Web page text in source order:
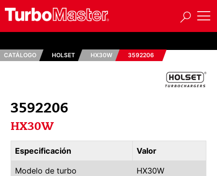
CATÁLOGO HOLSET HX30W 3592206
3592206
HX30W
Especificación Valor
Modelo de turbo HX30W